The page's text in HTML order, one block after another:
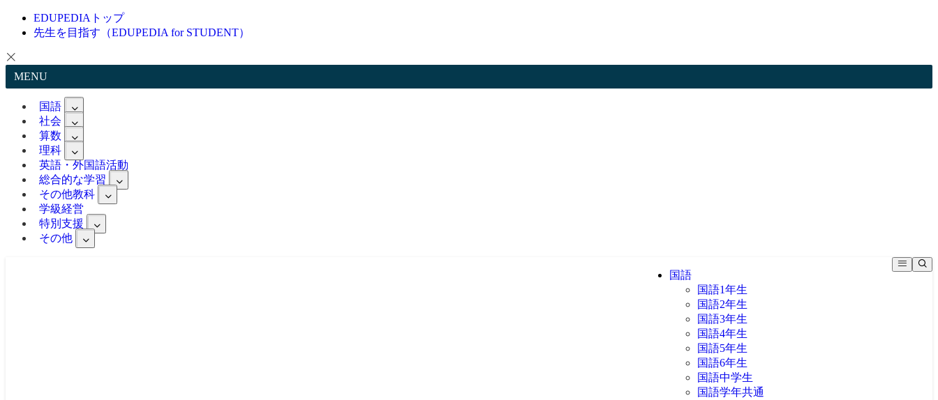
EDUPEDIAトップ
先生を目指す（EDUPEDIA for STUDENT）
MENU
国語
社会
算数
理科
英語・外国語活動
総合的な学習
その他教科
学級経営
特別支援
その他
国語
国語1年生
国語2年生
国語3年生
国語4年生
国語5年生
国語6年生
国語中学生
国語学年共通